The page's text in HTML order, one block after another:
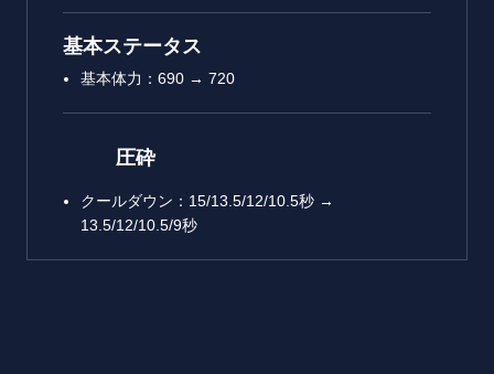
基本ステータス
基本体力：690 → 720
圧砕
クールダウン：15/13.5/12/10.5秒 →
13.5/12/10.5/9秒